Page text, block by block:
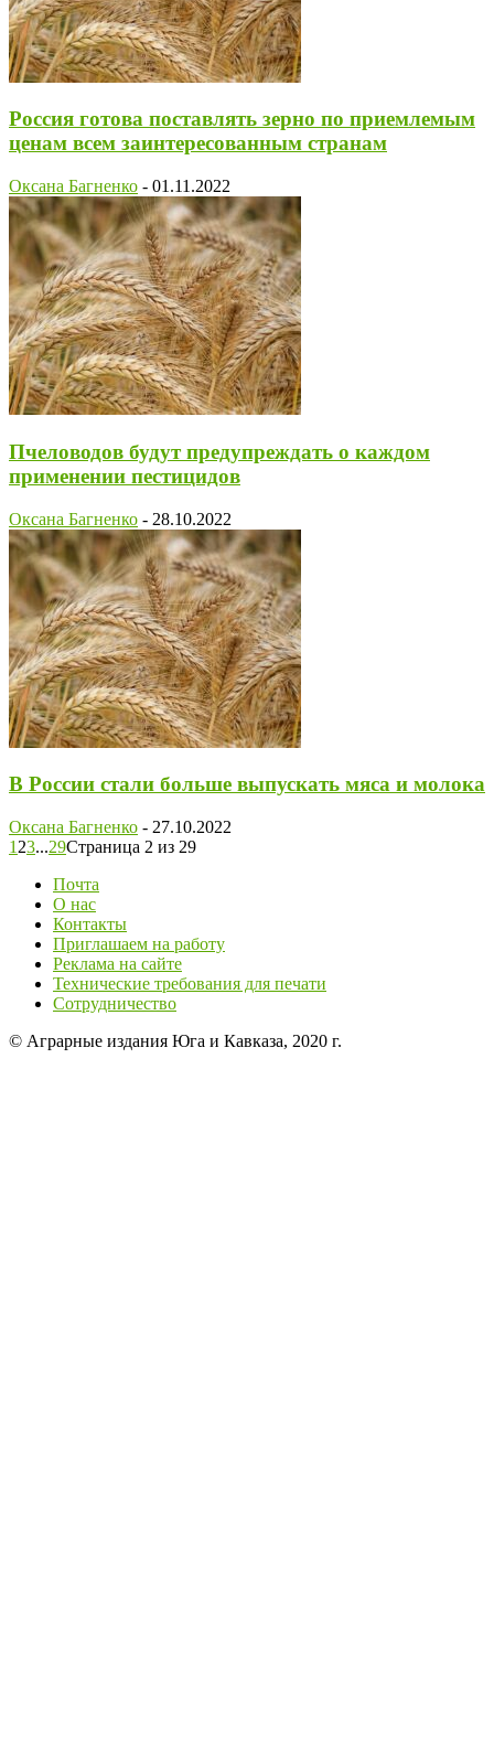
Россия готова поставлять зерно по приемлемым
ценам всем заинтересованным странам
Оксана Багненко - 01.11.2022
Пчеловодов будут предупреждать о каждом
применении пестицидов
Оксана Багненко - 28.10.2022
В России стали больше выпускать мяса и молока
Оксана Багненко - 27.10.2022
1 23...29Страница 2 из 29
Почта
О нас
Контакты
Приглашаем на работу
Реклама на сайте
Технические требования для печати
Сотрудничество
© Аграрные издания Юга и Кавказа, 2020 г.